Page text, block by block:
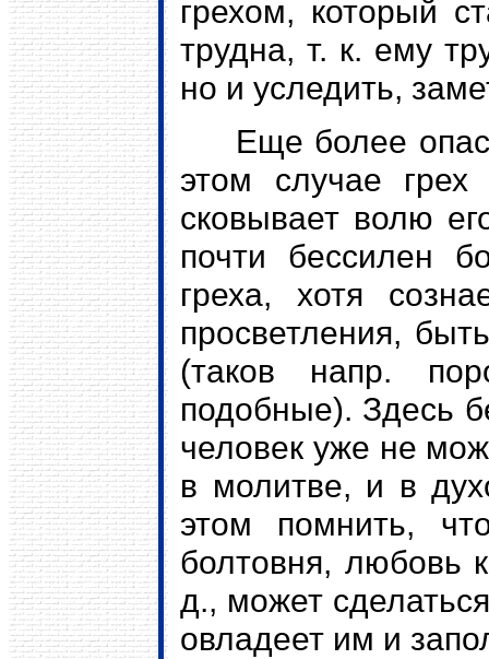
грехом, который
трудна, т. к. ему
но и уследить,
Еще более
этoм случае грех
сковывает волю
почти бессилен
греха, хотя
просветления,
(таков напр.
подобные). Здесь
человек уже не
в молитве, и в
этом помнить,
болтовня, любовь
д., может
овладеет им и